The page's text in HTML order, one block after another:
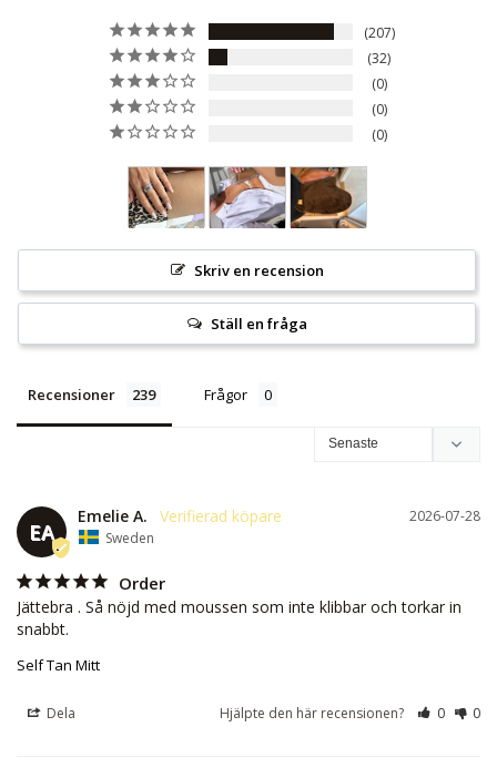
207
32
0
0
0
Skriv en recension
Ställ en fråga
Recensioner Frågor
EA
2026-07-28
Emelie A.
Sweden
Order
Jättebra . Så nöjd med moussen som inte klibbar och torkar in
snabbt.
Self Tan Mitt
Dela Hjälpte den här recensionen? 0 0